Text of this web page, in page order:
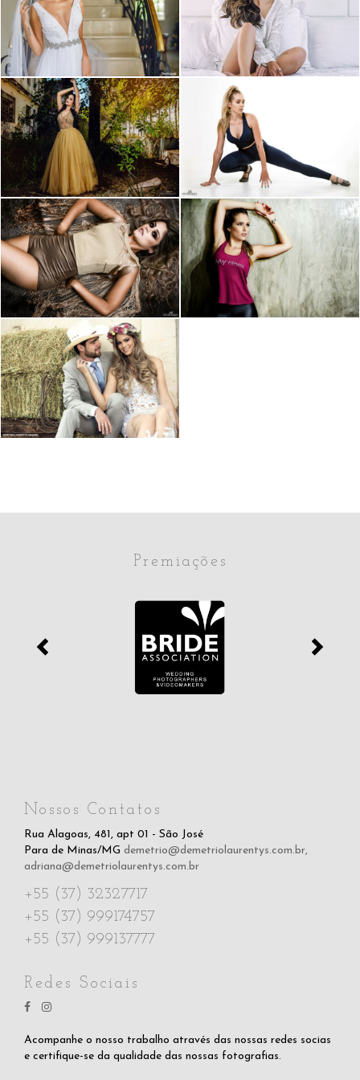
2174
0
NOGUEIRA
6
MYSELF
3580
CAROLINE
HERMES
5729
2
MY FITNESS
5160
IARA
3788
0
MY FITNESS
8682
0
DEDICADO A
VOCÊS
2913
Premiações
Nossos Contatos
Rua Alagoas, 481, apt 01 - São José
Para de Minas/MG demetrio@demetriolaurentys.com.br,
adriana@demetriolaurentys.com.br
+55 (37) 32327717
+55 (37) 999174757
+55 (37) 999137777
Redes Sociais
Acompanhe o nosso trabalho através das nossas redes socias
e certifique-se da qualidade das nossas fotografias.